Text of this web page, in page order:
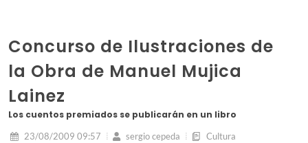
Concurso de Ilustraciones de
la Obra de Manuel Mujica
Lainez
Los cuentos premiados se publicarán en un libro
23/08/2009 09:57 sergio cepeda
Cultura